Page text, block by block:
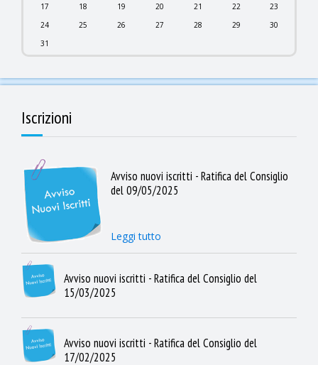
17
18 19 20 21 22
23
24
25 26 27 28 29
30
31
Iscrizioni
Avviso nuovi iscritti - Ratifica del Consiglio
del 09/05/2025
Leggi tutto
Avviso nuovi iscritti - Ratifica del Consiglio del
15/03/2025
Avviso nuovi iscritti - Ratifica del Consiglio del
17/02/2025